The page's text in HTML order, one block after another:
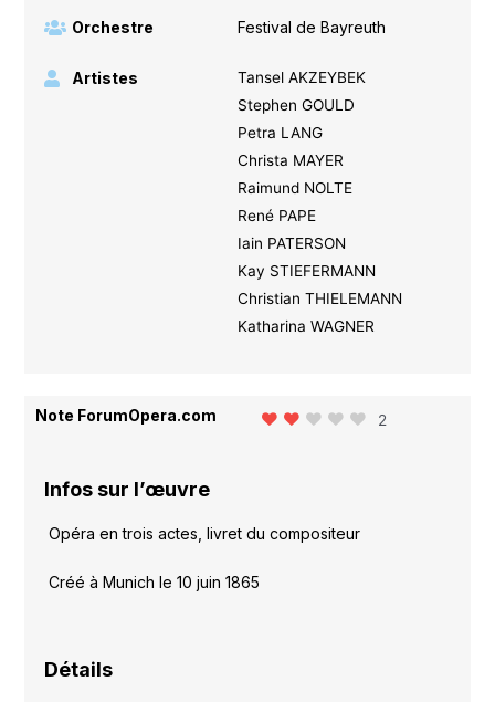
Orchestre Festival de Bayreuth
Artistes
Tansel AKZEYBEK
Stephen GOULD
Petra LANG
Christa MAYER
Raimund NOLTE
René PAPE
Iain PATERSON
Kay STIEFERMANN
Christian THIELEMANN
Katharina WAGNER
Note ForumOpera.com 2
Infos sur l’œuvre
Opéra en trois actes, livret du compositeur
Créé à Munich le 10 juin 1865
Détails